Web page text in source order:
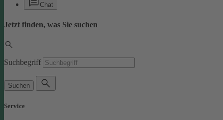
Chat
Jetzt finden, was Sie suchen
Suchbegriff
Suchen
Service